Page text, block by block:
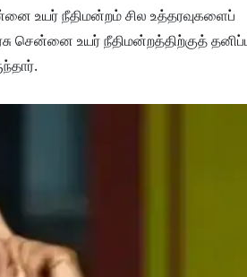
உயர் நீதிமன்றம் சில உத்தரவுகளைப்
சென்னை உயர் நீதிமன்றத்திற்குத்